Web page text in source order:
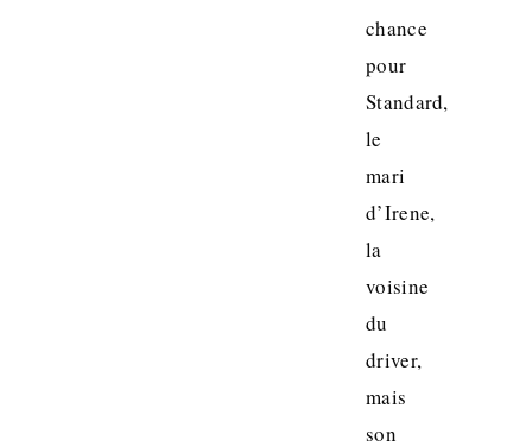
chance
pour
Standard,
le
mari
d’Irene,
la
voisine
du
driver,
mais
son